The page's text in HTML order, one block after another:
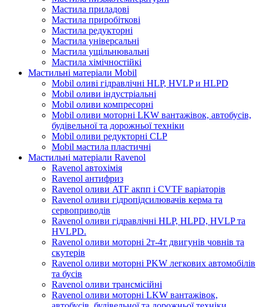
Мастила приладові
Мастила приробіткові
Мастила редукторні
Мастила універсальні
Мастила ущільнювальні
Мастила хімічностійкі
Мастильні матеріали Mobil
Mobil оливі гідравлічні HLP, HVLP и HLPD
Mobil оливи індустріальні
Mobil оливи компресорні
Mobil оливи моторні LKW вантажівок, автобусів,
будівельної та дорожньої техніки
Mobil оливи редукторні CLP
Mobil мастила пластичні
Мастильні матеріали Ravenol
Ravenol автохімія
Ravenol антифриз
Ravenol оливи ATF акпп і CVTF варіаторів
Ravenol оливи гідропідсилювачів керма та
сервоприводів
Ravenol оливи гідравлічні HLP, HLPD, HVLP та
HVLPD.
Ravenol оливи моторні 2т-4т двигунів човнів та
скутерів
Ravenol оливи моторні PKW легкових автомобілів
та бусів
Ravenol оливи трансмісійні
Ravenol оливи моторні LKW вантажівок,